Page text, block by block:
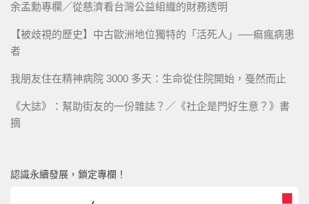
余孟勳專欄／從慈濟看台灣公益組織的財務透明
【被歧視的歷史】中古歐洲地位獨特的「活死人」──痲瘋病患
者
我朋友住在精神病院 3000 多天：生命從住院開始，戞然而止
《大誌》：幫助街友的一份雜誌？／《社企是門好生意？》書
摘
認識永續發展，鎖定專欄！